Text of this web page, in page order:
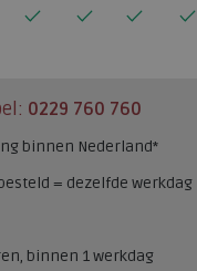
0229 760 760
binnen Nederland*
= dezelfde werkdag
binnen 1 werkdag